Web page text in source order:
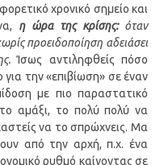
χρονικό σημείο και
η ώρα της κρίσης: όταν
προειδοποίηση αδειάσει
Ίσως αντιληφθείς πόσο
για την «επιβίωση» σε έναν
με πιο παραστατικό
αμάξι, το πολύ πολύ να
να το σπρώχνεις. Μα
από την αρχή, π.χ. ένα
ρυθμό καίγοντας σε